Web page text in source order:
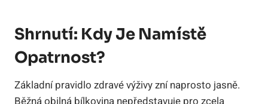
Shrnutí: Kdy Je Namístě
Opatrnost?
Základní pravidlo zdravé výživy zní naprosto jasně.